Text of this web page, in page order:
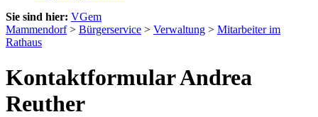
Sie sind hier: VGem
Mammendorf> Bürgerservice > Verwaltung > Mitarbeiter im
Rathaus
Kontaktformular Andrea
Reuther